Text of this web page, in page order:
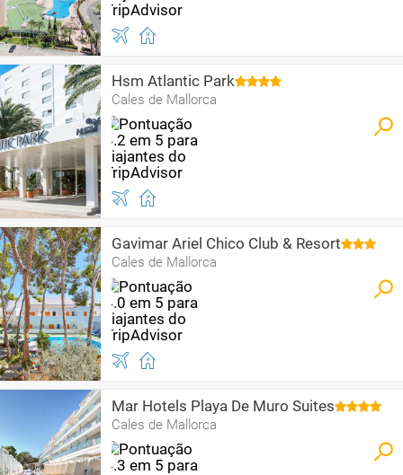
Hsm Atlantic Park
Cales de Mallorca
Gavimar Ariel Chico Club & Resort
Cales de Mallorca
Mar Hotels Playa De Muro Suites
Cales de Mallorca